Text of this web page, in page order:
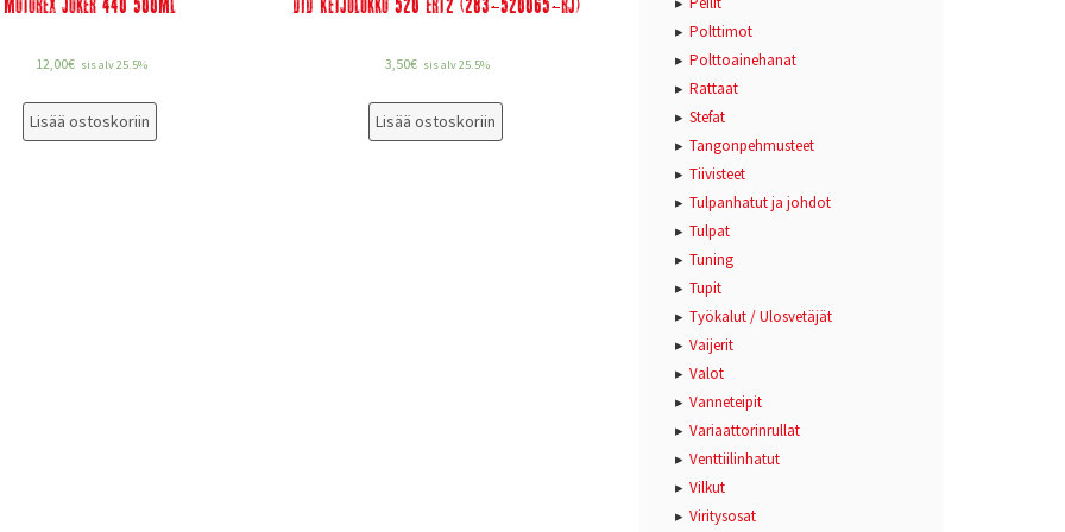
12,00€ sis alv 25.5%
Lisää ostoskoriin
3,50€ sis alv 25.5%
Lisää ostoskoriin
Polttimot
Polttoainehanat
Rattaat
Stefat
Tangonpehmusteet
Tiivisteet
Tulpanhatut ja johdot
Tulpat
Tuning
Tupit
Työkalut / Ulosvetäjät
Vaijerit
Valot
Vanneteipit
Variaattorinrullat
Venttiilinhatut
Vilkut
Viritysosat